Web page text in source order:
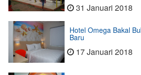
31 Januari 2018
Hotel Omega Bakal
Baru
17 Januari 2018